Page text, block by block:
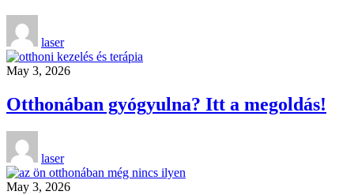
laser
May 3, 2026
Otthonában gyógyulna? Itt a megoldás!
laser
May 3, 2026